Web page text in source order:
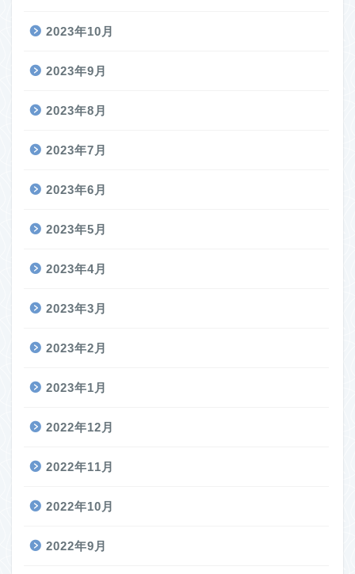
2023年10月
2023年9月
2023年8月
2023年7月
2023年6月
2023年5月
2023年4月
2023年3月
2023年2月
2023年1月
2022年12月
2022年11月
2022年10月
2022年9月